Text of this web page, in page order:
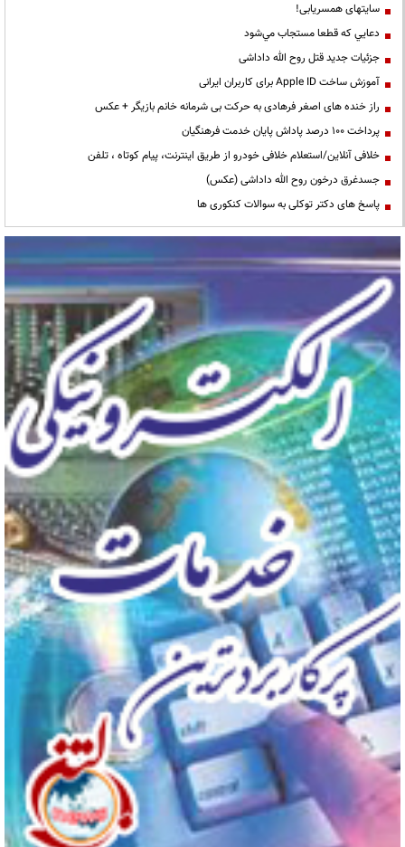
سایتهای همسریابی!
دعايي كه قطعا مستجاب مي‌شود
جزئیات جدید قتل روح الله داداشی
آموزش ساخت Apple ID برای کاربران ایرانی
راز خنده های اصغر فرهادی به حرکت بی شرمانه خانم بازیگر + عکس
پرداخت ۱۰۰ درصد پاداش پایان خدمت فرهنگیان
خلافی آنلاین/استعلام خلافی خودرو از طریق اینترنت، پیام کوتاه ، تلفن
جسدغرق درخون روح الله داداشی (عکس)
پاسخ های دکتر توکلی به سوالات کنکوری ها